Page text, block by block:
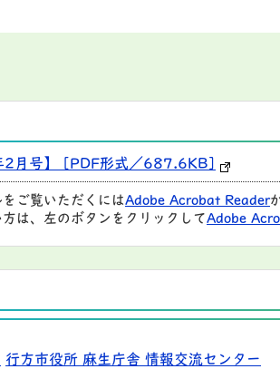
2月号】 [PDF形式／687.6KB]
ご覧いただくにはAdobe Acrobat Reader
は、左のボタンをクリックして Adobe
行方市役所 麻生庁舎 情報交流センター